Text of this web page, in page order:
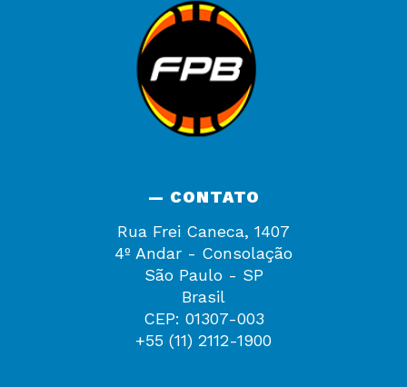
— CONTATO
Rua Frei Caneca, 1407
4º Andar - Consolação
São Paulo - SP
Brasil
CEP: 01307-003
+55 (11) 2112-1900